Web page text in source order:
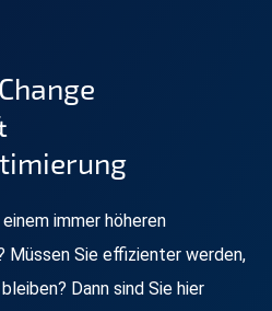
immer höheren
Müssen Sie effizienter werden,
Dann sind Sie hier